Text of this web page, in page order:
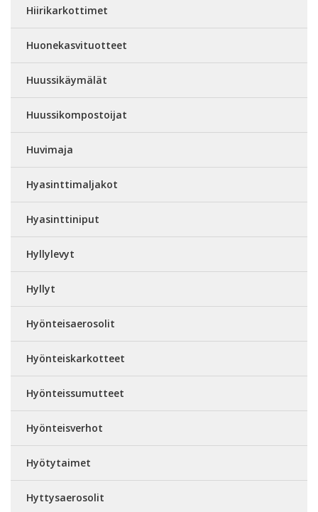
Hiirikarkottimet
Huonekasvituotteet
Huussikäymälät
Huussikompostoijat
Huvimaja
Hyasinttimaljakot
Hyasinttiniput
Hyllylevyt
Hyllyt
Hyönteisaerosolit
Hyönteiskarkotteet
Hyönteissumutteet
Hyönteisverhot
Hyötytaimet
Hyttysaerosolit